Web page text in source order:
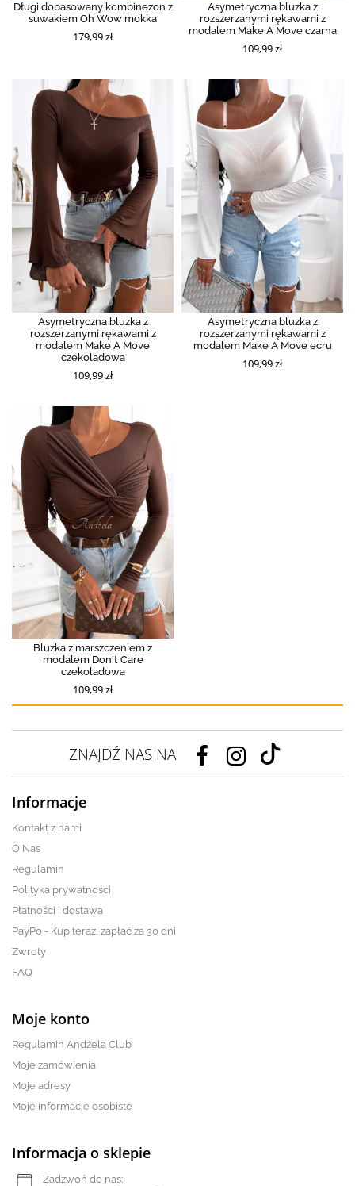
Długi dopasowany kombinezon z
suwakiem Oh Wow mokka
179,99 zł
Asymetryczna bluzka z
rozszerzanymi rękawami z
modalem Make A Move czarna
109,99 zł
Asymetryczna bluzka z
rozszerzanymi rękawami z
modalem Make A Move
czekoladowa
109,99 zł
Asymetryczna bluzka z
rozszerzanymi rękawami z
modalem Make A Move ecru
109,99 zł
Bluzka z marszczeniem z
modalem Don't Care
czekoladowa
109,99 zł
ZNAJDŹ NAS NA
Informacje
Kontakt z nami
O Nas
Regulamin
Polityka prywatności
Płatności i dostawa
PayPo - Kup teraz, zapłać za 30 dni
Zwroty
FAQ
Moje konto
Regulamin Andżela Club
Moje zamówienia
Moje adresy
Moje informacje osobiste
Informacja o sklepie
Zadzwoń do nas: